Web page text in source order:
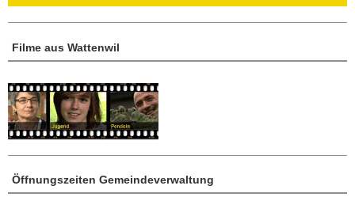
Öffnungszeiten Gemeindeverwaltung
Filme aus Wattenwil